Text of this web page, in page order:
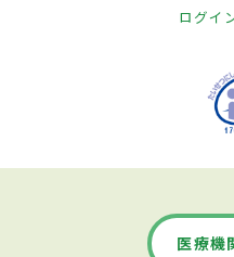
ログイ
医療機